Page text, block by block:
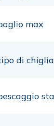
max
di chiglia